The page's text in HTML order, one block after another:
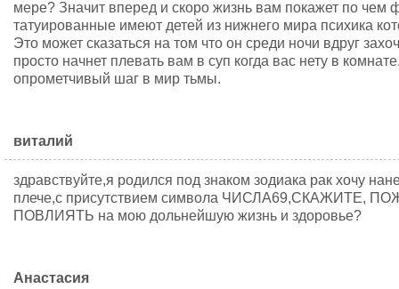
мере? Значит вперед и скоро жизнь вам покажет по чем
татуированные имеют детей из нижнего мира психика
Это может сказаться на том что он среди ночи вдруг
просто начнет плевать вам в суп когда вас нету в
опрометчивый шаг в мир тьмы.
виталий
здравствуйте,я родился под знаком зодиака рак хочу
плече,с присутствием символа ЧИСЛА69,СКАЖИТЕ,
ПОВЛИЯТЬ на мою дольнейшую жизнь и здоровье?
Анастасия